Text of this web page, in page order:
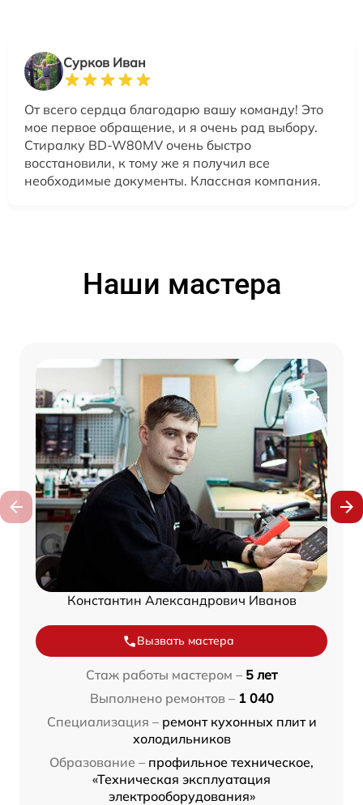
Сурков Иван
От всего сердца благодарю вашу команду! Это
мое первое обращение, и я очень рад выбору.
Стиралку BD-W80MV очень быстро
восстановили, к тому же я получил все
необходимые документы. Классная компания.
Наши мастера
Константин Александрович Иванов
Вызвать мастера
Стаж работы мастером – 5 лет
Выполнено ремонтов – 1 040
Специализация – ремонт кухонных плит и
холодильников
Образование – профильное техническое,
«Техническая эксплуатация
электрооборудования»